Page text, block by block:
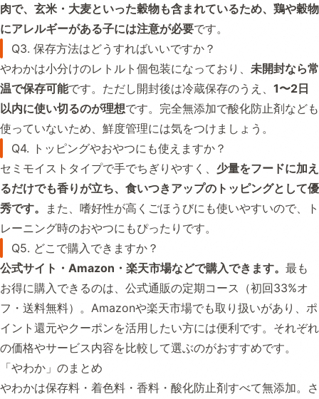
肉で、玄米・大麦といった穀物も含まれているため、鶏や穀物
にアレルギーがある子には注意が必要です。
Q3. 保存方法はどうすればいいですか？
やわかは小分けのレトルト個包装になっており、 未開封なら常
温で保存可能です。ただし開封後は冷蔵保存のうえ、 1〜2日
以内に使い切るのが理想です。完全無添加で酸化防止剤なども
使っていないため、鮮度管理には気をつけましょう。
Q4. トッピングやおやつにも使えますか？
セミモイストタイプで手でちぎりやすく、 少量をフードに加え
るだけでも香りが立ち、食いつきアップのトッピングとして優
秀です。
また、嗜好性が高くごほうびにも使いやすいので、ト
レーニング時のおやつにもぴったりです。
Q5. どこで購入できますか？
公式サイト・Amazon・楽天市場などで購入できます。 最も
お得に購入できるのは、公式通販の定期コース（初回33%オ
フ・送料無料）。Amazonや楽天市場でも取り扱いがあり、ポ
イント還元やクーポンを活用したい方には便利です。それぞれ
の価格やサービス内容を比較して選ぶのがおすすめです。
「やわか」のまとめ
やわかは保存料・着色料・香料・酸化防止剤すべて無添加。さ